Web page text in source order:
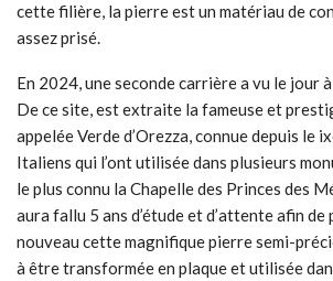
cette filière, la pierre est un matériau de
assez prisé.
En 2024, une seconde carrière a vu le jour
De ce site, est extraite la fameuse et
appelée Verde d’Orezza, connue depuis le
Italiens qui l’ont utilisée dans plusieurs
le plus connu la Chapelle des Princes des
aura fallu 5 ans d’étude et d’attente afin
nouveau cette magnifique pierre semi-
à être transformée en plaque et utilisée